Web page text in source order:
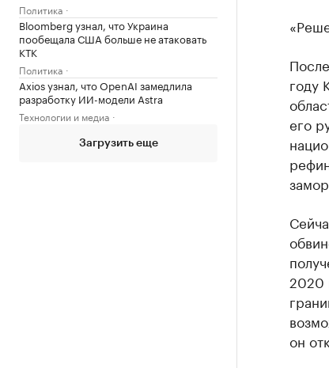
Политика
Bloomberg узнал, что Украина
пообещала США больше не атаковать
КТК
Политика
Axios узнал, что OpenAI замедлила
разработку ИИ-модели Astra
Технологии и медиа
Загрузить еще
году
его
2020
он